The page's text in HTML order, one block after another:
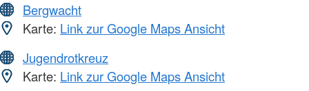
Bergwacht
Karte: Link zur Google Maps Ansicht
Jugendrotkreuz
Karte: Link zur Google Maps Ansicht